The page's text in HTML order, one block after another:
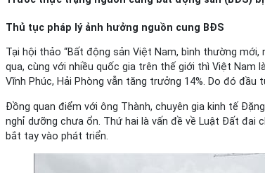
Thủ tục pháp lý ảnh hưởng nguồn cung BĐS
Tại hội thảo “Bất động sản Việt Nam, bình thường mới,
qua, cùng với nhiều quốc gia trên thế giới thì Việt
Vĩnh Phúc, Hải Phòng vẫn tăng trưởng 14%. Do đó
Đồng quan điểm với ông Thành, chuyên gia kinh tế
nghỉ dưỡng chưa ổn. Thứ hai là vấn đề về Luật Đất đai
bắt tay vào phát triển.